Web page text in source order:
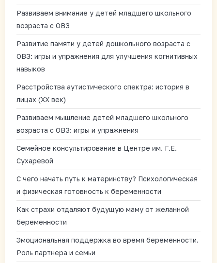
Развиваем внимание у детей младшего школьного
возраста с ОВЗ
Развитие памяти у детей дошкольного возраста с
ОВЗ: игры и упражнения для улучшения когнитивных
навыков
Расстройства аутистического спектра: история в
лицах (XX век)
Развиваем мышление детей младшего школьного
возраста с ОВЗ: игры и упражнения
Семейное консультирование в Центре им. Г.Е.
Сухаревой
С чего начать путь к материнству? Психологическая
и физическая готовность к беременности
Как страхи отдаляют будущую маму от желанной
беременности
Эмоциональная поддержка во время беременности.
Роль партнера и семьи